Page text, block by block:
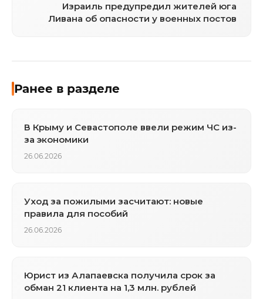
Израиль предупредил жителей юга
Ливана об опасности у военных постов
Ранее в разделе
В Крыму и Севастополе ввели режим ЧС из-
за экономики
26.06.2026
Уход за пожилыми засчитают: новые
правила для пособий
26.06.2026
Юрист из Алапаевска получила срок за
обман 21 клиента на 1,3 млн. рублей